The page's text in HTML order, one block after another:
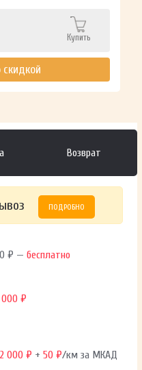
Купить
скидкой
Возврат
ПОДРОБНО
₽ —бесплатно
000 ₽
2 000 ₽ +50 ₽/км за МКАД